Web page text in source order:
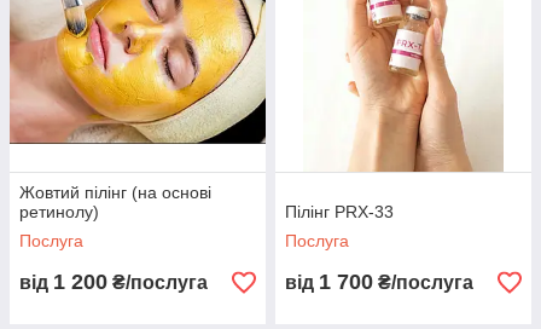
Жовтий пілінг (на основі
ретинолу)
Послуга
від 1 200 ₴/послуга
Пілінг PRX-33
Послуга
від 1 700 ₴/послуга